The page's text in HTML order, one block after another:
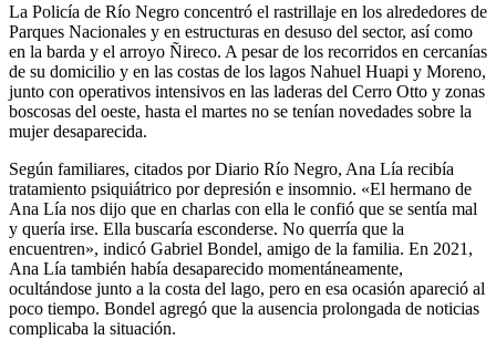
La Policía de Río Negro concentró el rastrillaje en los alrededores de
Parques Nacionales y en estructuras en desuso del sector, así como
en la barda y el arroyo Ñireco. A pesar de los recorridos en cercanías
de su domicilio y en las costas de los lagos Nahuel Huapi y Moreno,
junto con operativos intensivos en las laderas del Cerro Otto y zonas
boscosas del oeste, hasta el martes no se tenían novedades sobre la
mujer desaparecida.
Según familiares, citados por Diario Río Negro, Ana Lía recibía
tratamiento psiquiátrico por depresión e insomnio. «El hermano de
Ana Lía nos dijo que en charlas con ella le confió que se sentía mal
y quería irse. Ella buscaría esconderse. No querría que la
encuentren», indicó Gabriel Bondel, amigo de la familia. En 2021,
Ana Lía también había desaparecido momentáneamente,
ocultándose junto a la costa del lago, pero en esa ocasión apareció al
poco tiempo. Bondel agregó que la ausencia prolongada de noticias
complicaba la situación.